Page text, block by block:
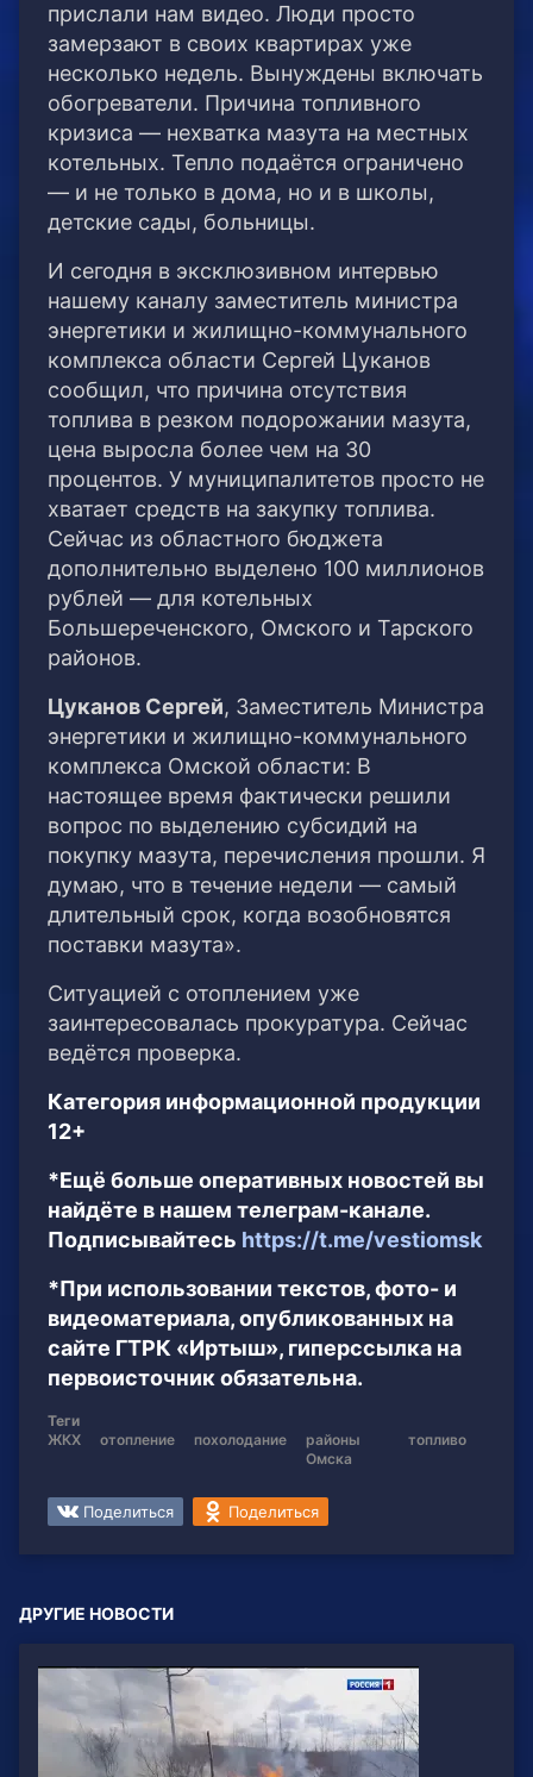
прислали нам видео. Люди просто
замерзают в своих квартирах уже
несколько недель. Вынуждены включать
обогреватели. Причина топливного
кризиса — нехватка мазута на местных
котельных. Тепло подаётся ограничено
— и не только в дома, но и в школы,
детские сады, больницы.
И сегодня в эксклюзивном интервью
нашему каналу заместитель министра
энергетики и жилищно-коммунального
комплекса области Сергей Цуканов
сообщил, что причина отсутствия
топлива в резком подорожании мазута,
цена выросла более чем на 30
процентов. У муниципалитетов просто не
хватает средств на закупку топлива.
Сейчас из областного бюджета
дополнительно выделено 100 миллионов
рублей — для котельных
Большереченского, Омского и Тарского
районов.
Цуканов Сергей, Заместитель Министра
энергетики и жилищно-коммунального
комплекса Омской области: В
настоящее время фактически решили
вопрос по выделению субсидий на
покупку мазута, перечисления прошли. Я
думаю, что в течение недели — самый
длительный срок, когда возобновятся
поставки мазута».
Ситуацией с отоплением уже
заинтересовалась прокуратура. Сейчас
ведётся проверка.
Категория информационной продукции
12+
*Ещё больше оперативных новостей вы
найдёте в нашем телеграм-канале.
Подписывайтесь https://t.me/vestiomsk
*При использовании текстов, фото- и
видеоматериала, опубликованных на
сайте ГТРК «Иртыш», гиперссылка на
первоисточник обязательна.
Теги
ЖКХ
отопление похолодание
районы
Омска
топливо
Поделиться Поделиться
ДРУГИЕ НОВОСТИ